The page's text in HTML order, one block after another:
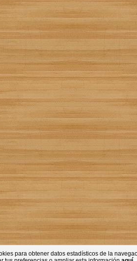
para obtener datos estadísticos de la